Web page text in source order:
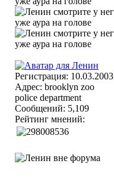
Регистрация: 10.03.2003
Адрес: brooklyn zoo
police department
Сообщений: 5,109
Рейтинг мнений: